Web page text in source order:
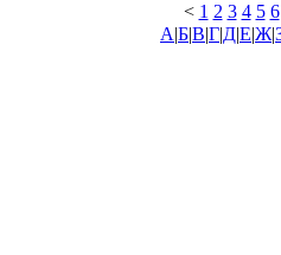
< 1 2 3 4 5 6
А|Б|В|Г|Д|Е|Ж|